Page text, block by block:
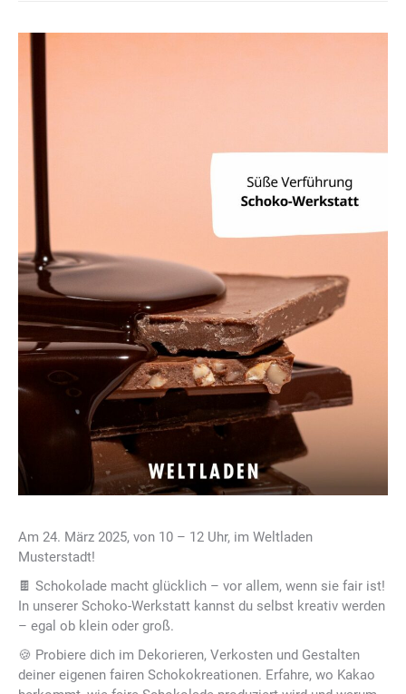
Am 24. März 2025, von 10 – 12 Uhr, im Weltladen
Musterstadt!
🍫 Schokolade macht glücklich – vor allem, wenn sie fair ist!
In unserer Schoko-Werkstatt kannst du selbst kreativ werden
– egal ob klein oder groß.
🍪 Probiere dich im Dekorieren, Verkosten und Gestalten
deiner eigenen fairen Schokokreationen. Erfahre, wo Kakao